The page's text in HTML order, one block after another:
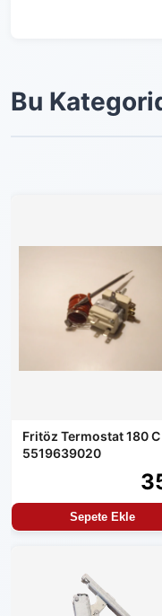
Bu
Fritöz Termostat 180 C
5519639020
Sepete Ekle